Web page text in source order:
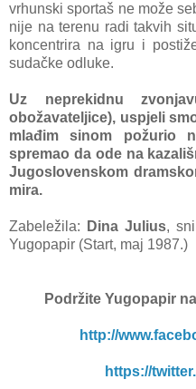
vrhunski sportaš ne može
nije na terenu radi takvih
koncentrira na igru i
sudačke odluke.
Uz neprekidnu
obožavateljice), uspjeli
mlađim sinom požurio
spremao da ode na
Jugoslovenskom
mira.
Zabeležila: Dina Julius,
Yugopapir (Start, maj 1987.)
Podržite Yugopapirna
http://
https://